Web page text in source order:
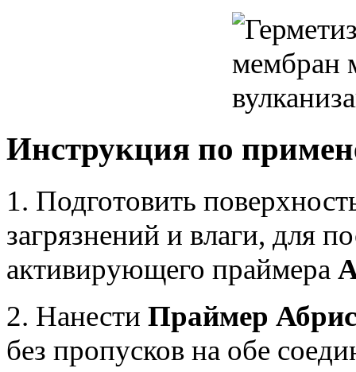
Инструкция по
1. Подготовить
загрязнений и влаги, для
активирующего праймера
2. Нанести Праймер
без пропусков на обе